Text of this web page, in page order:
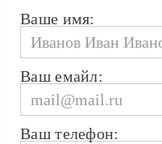
Ваше имя:
Ваш емайл:
Ваш телефон: